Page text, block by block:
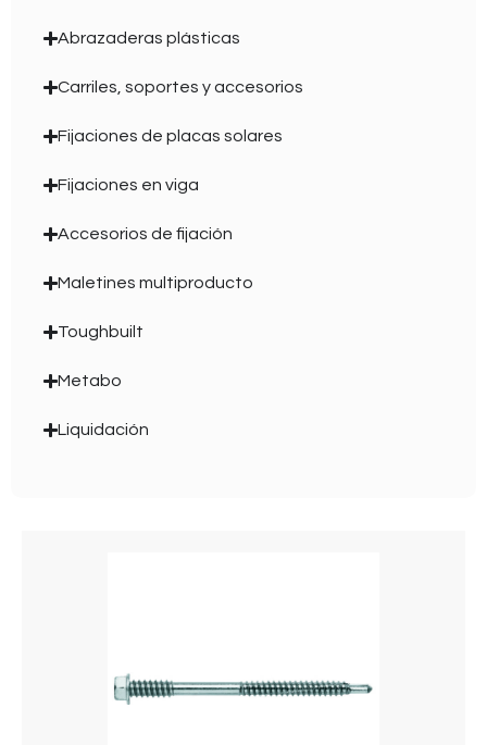
Abrazaderas plásticas
Carriles, soportes y accesorios
Fijaciones de placas solares
Fijaciones en viga
Accesorios de fijación
Maletines multiproducto
Toughbuilt
Metabo
Liquidación